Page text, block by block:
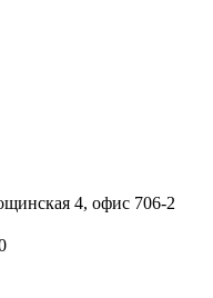
4, офис 706-2